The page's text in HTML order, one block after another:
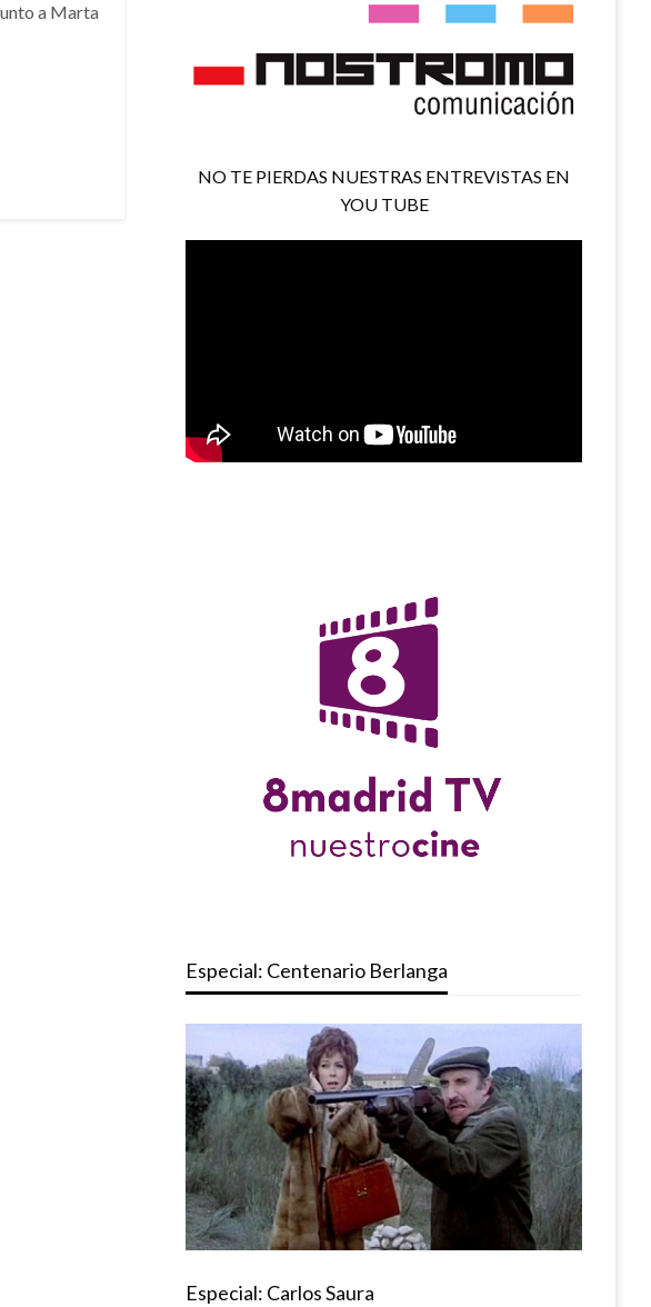
a Marta
NO TE PIERDAS NUESTRAS ENTREVISTAS EN
YOU TUBE
Especial: Centenario Berlanga
Especial: Carlos Saura